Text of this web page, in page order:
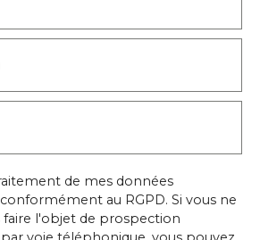
de mes données
au RGPD. Si vous ne
faire l'objet de prospection